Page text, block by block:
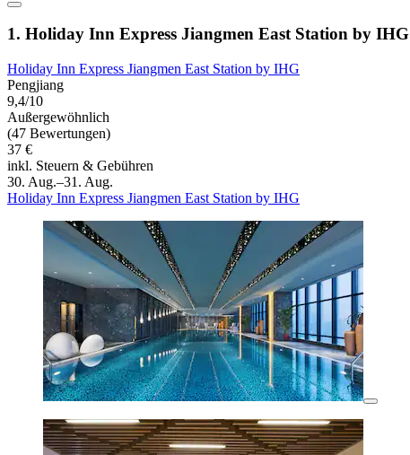
1. Holiday Inn Express Jiangmen East Station by IHG
Holiday Inn Express Jiangmen East Station by IHG
Pengjiang
9,4/10
Außergewöhnlich
(47 Bewertungen)
37 €
inkl. Steuern & Gebühren
30. Aug.–31. Aug.
Holiday Inn Express Jiangmen East Station by IHG